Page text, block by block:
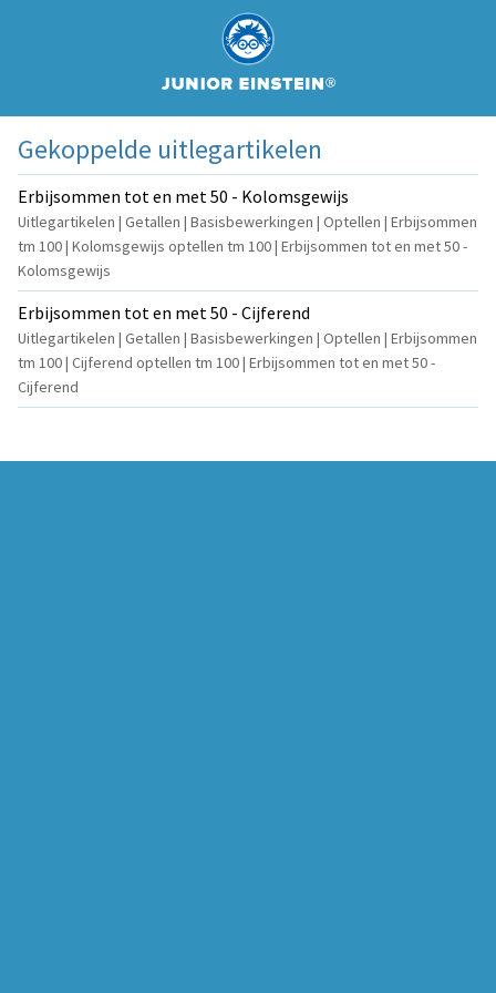
Gekoppelde uitlegartikelen
Erbijsommen tot en met 50 - Kolomsgewijs
Uitlegartikelen | Getallen | Basisbewerkingen | Optellen | Erbijsommen
tm 100 | Kolomsgewijs optellen tm 100 | Erbijsommen tot en met 50 -
Kolomsgewijs
Erbijsommen tot en met 50 - Cijferend
Uitlegartikelen | Getallen | Basisbewerkingen | Optellen | Erbijsommen
tm 100 | Cijferend optellen tm 100 | Erbijsommen tot en met 50 -
Cijferend